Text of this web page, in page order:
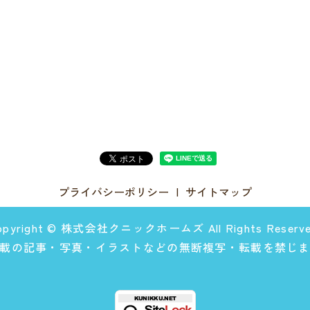
プライバシーポリシー サイトマップ
© 株式会社クニックホームズ All Rights
の記事・写真・イラストなどの無断複写・転載を禁じま